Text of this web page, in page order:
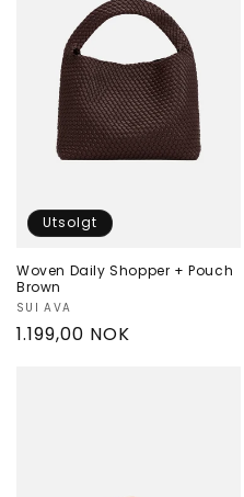
Utsolgt
Woven Daily Shopper + Pouch
Brown
Selger:
SUI AVA
Vanlig
1.199,00 NOK